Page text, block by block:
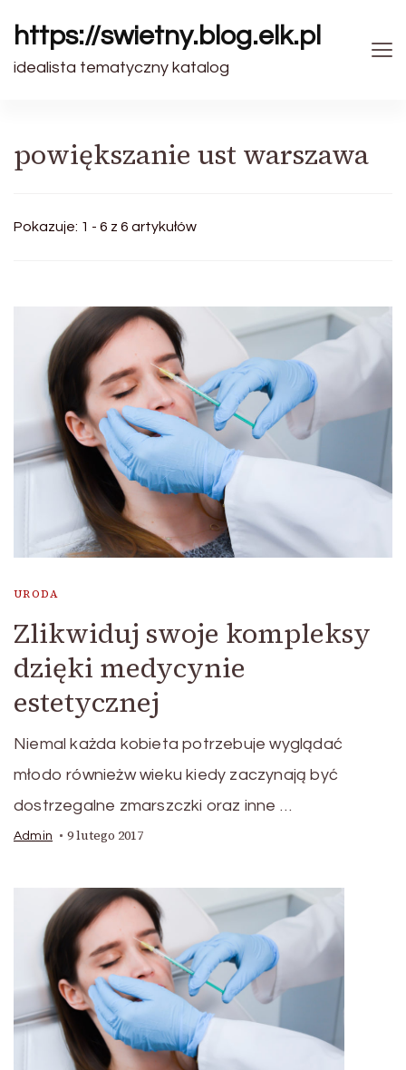
https://swietny.blog.elk.pl
idealista tematyczny katalog
powiększanie ust warszawa
Pokazuje: 1 - 6 z 6 artykułów
URODA
Zlikwiduj swoje kompleksy
dzięki medycynie
estetycznej
Niemal każda kobieta potrzebuje wyglądać
młodo równieżw wieku kiedy zaczynają być
dostrzegalne zmarszczki oraz inne …
Admin 9 lutego 2017